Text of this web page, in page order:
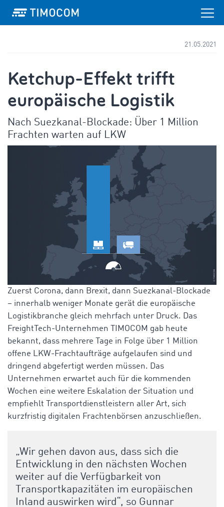
21.05.2021
Ketchup-Effekt trifft
europäische Logistik
Nach Suezkanal-Blockade: Über 1 Million
Frachten warten auf LKW
Zuerst Corona, dann Brexit, dann Suezkanal-Blockade
– innerhalb weniger Monate gerät die europäische
Logistikbranche gleich mehrfach unter Druck. Das
FreightTech-Unternehmen TIMOCOM gab heute
bekannt, dass mehrere Tage in Folge über 1 Million
offene LKW-Frachtaufträge aufgelaufen sind und
dringend abgefertigt werden müssen. Das
Unternehmen erwartet auch für die kommenden
Wochen eine weitere Eskalation der Situation und
empfiehlt Transportdienstleistern aller Art, sich
kurzfristig digitalen Frachtenbörsen anzuschließen.
„Wir gehen davon aus, dass sich die
Entwicklung in den nächsten Wochen
weiter auf die Verfügbarkeit von
Transportkapazitäten im europäischen
Inland auswirken wird“, so Gunnar